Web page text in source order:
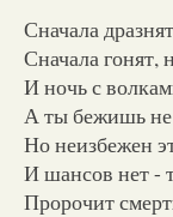
Сначала
Сначала гонят,
И ночь с
А ты бежишь не
Но неизбежен
И шансов нет -
Пророчит